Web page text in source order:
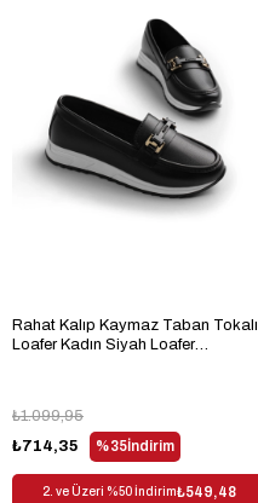
Rahat Kalıp Kaymaz Taban Tokalı
Loafer Kadın Siyah Loafer
%35İndirim
₺714,35
₺1.099,95
2. ve Üzeri %50 İndirim₺549,48